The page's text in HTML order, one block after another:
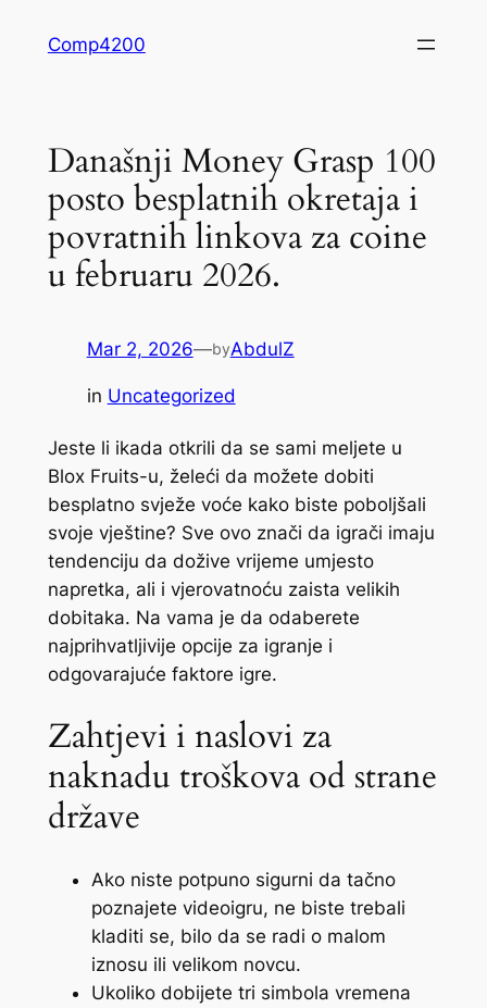
Comp4200
Današnji Money Grasp 100
posto besplatnih okretaja i
povratnih linkova za coine
u februaru 2026.
Mar 2, 2026—byAbdulZ
in Uncategorized
Jeste li ikada otkrili da se sami meljete u
Blox Fruits-u, želeći da možete dobiti
besplatno svježe voće kako biste poboljšali
svoje vještine? Sve ovo znači da igrači imaju
tendenciju da dožive vrijeme umjesto
napretka, ali i vjerovatnoću zaista velikih
dobitaka. Na vama je da odaberete
najprihvatljivije opcije za igranje i
odgovarajuće faktore igre.
Zahtjevi i naslovi za
naknadu troškova od strane
države
Ako niste potpuno sigurni da tačno
poznajete videoigru, ne biste trebali
kladiti se, bilo da se radi o malom
iznosu ili velikom novcu.
Ukoliko dobijete tri simbola vremena